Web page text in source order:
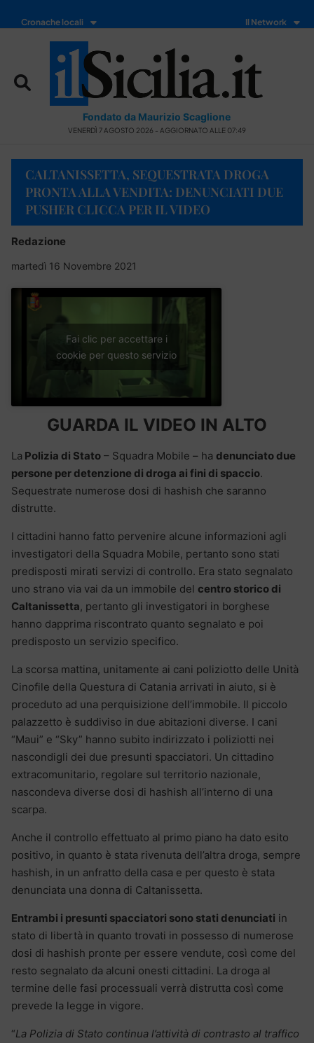
Cronache locali Il Network
Fondato da Maurizio Scaglione
VENERDÌ 7 AGOSTO 2026 - AGGIORNATO ALLE 07:49
CALTANISSETTA, SEQUESTRATA DROGA
PRONTA ALLA VENDITA: DENUNCIATI DUE
PUSHER CLICCA PER IL VIDEO
Redazione
martedì 16 Novembre 2021
Fai clic per accettare i
cookie per questo servizio
GUARDA IL VIDEO IN ALTO
La Polizia di Stato – Squadra Mobile – ha denunciato due
persone per detenzione di droga ai fini di spaccio.
Sequestrate numerose dosi di hashish che saranno
distrutte.
I cittadini hanno fatto pervenire alcune informazioni agli
investigatori della Squadra Mobile, pertanto sono stati
predisposti mirati servizi di controllo. Era stato segnalato
uno strano via vai da un immobile del centro storico di
Caltanissetta, pertanto gli investigatori in borghese
hanno dapprima riscontrato quanto segnalato e poi
predisposto un servizio specifico.
La scorsa mattina, unitamente ai cani poliziotto delle Unità
Cinofile della Questura di Catania arrivati in aiuto, si è
proceduto ad una perquisizione dell’immobile. Il piccolo
palazzetto è suddiviso in due abitazioni diverse. I cani
“Maui” e “Sky” hanno subito indirizzato i poliziotti nei
nascondigli dei due presunti spacciatori. Un cittadino
extracomunitario, regolare sul territorio nazionale,
nascondeva diverse dosi di hashish all’interno di una
scarpa.
Anche il controllo effettuato al primo piano ha dato esito
positivo, in quanto è stata rivenuta dell’altra droga, sempre
hashish, in un anfratto della casa e per questo è stata
denunciata una donna di Caltanissetta.
Entrambi i presunti spacciatori sono stati denunciati in
stato di libertà in quanto trovati in possesso di numerose
dosi di hashish pronte per essere vendute, così come del
resto segnalato da alcuni onesti cittadini. La droga al
termine delle fasi processuali verrà distrutta così come
prevede la legge in vigore.
“La Polizia di Stato continua l’attività di contrasto al traffico